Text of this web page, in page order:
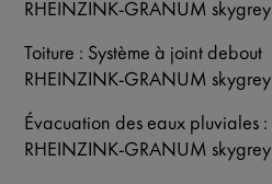
RHEINZINK-GRANUM skygrey
Toiture : Système à joint debout
RHEINZINK-GRANUM skygrey
Évacuation des eaux pluviales :
RHEINZINK-GRANUM skygrey